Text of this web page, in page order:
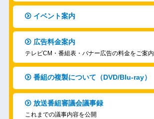
イベント案内
広告料金案内
テレビCM・番組表・バナー広告の料金をご案内
番組の複製について（DVD/Blu-ray）
放送番組審議会議事録
これまでの議事内容を公開